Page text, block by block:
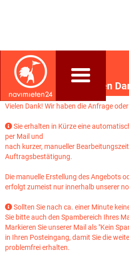
Vielen
Vielen Dank! Wir haben die Anfrage
 Sie erhalten in Kürze eine
per Mail und
nach kurzer, manueller
Auftragsbestätigung.
Die manuelle Erstellung des Angebots
erfolgt zumeist nur innerhalb unserer
 Sollten Sie nach ca. einer Minute
Sie bitte auch den Spambereich Ihres
Markieren Sie unserer Mail als "Kein
in Ihren Posteingang, damit Sie die
problemfrei erhalten.